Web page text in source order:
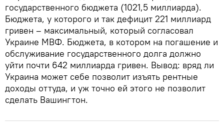
государственного бюджета (1021,5 миллиарда).
Бюджета, у которого и так дефицит 221 миллиард
гривен – максимальный, который согласовал
Украине МВФ. Бюджета, в котором на погашение и
обслуживание государственного долга должно
уйти почти 642 миллиарда гривен. Вывод: вряд ли
Украина может себе позволит изъять рентные
доходы оттуда, и уж точно ей этого не позволит
сделать Вашингтон.